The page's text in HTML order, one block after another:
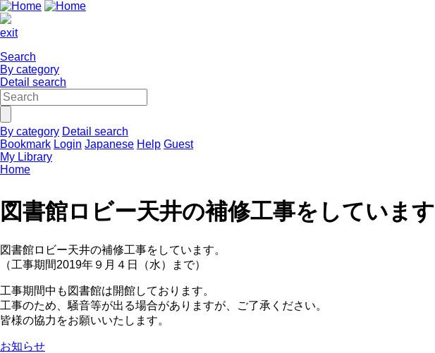
exit
Search
By category
Detail search
By category Detail search
Bookmark Login Japanese Help Guest
My Library
Home
図書館ロビー天井の補修工事をしています
図書館ロビー天井の補修工事をしています。
（工事期間2019年９月４日（水）まで）
工事期間中も図書館は開館しております。
工事のため、騒音等が出る場合がありますが、ご了承ください。
皆様の協力をお願いいたします。
お知らせ